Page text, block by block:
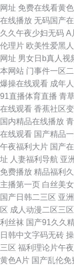
97人妻资源 一本不卡
另类 丰满熟妇喷水视
美性爱A一级视频 久
韩A毛免费 老湿机你
一页 日韩免费一级一
网站 av视屏资源 97
侣视频在线91 av影院
AV 涩涩视频久久 日
品热看 淫乱性国产二
卡在线 青青草公开15
网址 免费在线看黄色
在线播放 无码国产
久久午夜少妇无码 A
伦理片 欧美性爱黑人
网址 男女日b真人视
本网站 门事件一区
爆操在线观看 成年
91直播体育直播 青
在线观看 香蕉社区
国内精品在线播放
在线观看 国产精品
午夜福利大片 国产
址 人妻福利导航 亚
免费播放 精品福利
主播第一页 白丝美
国产日韩二三区 亚
区 成人动漫二区三区
利丝袜 国产91久久
日韩中文字码无砖
三区 福利理论片午
黄色A片 国产乱伦免